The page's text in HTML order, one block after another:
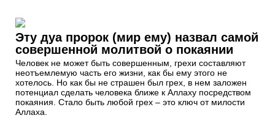
Эту дуа пророк (мир ему) назвал самой
совершенной молитвой о покаянии
Человек не может быть совершенным, грехи составляют
неотъемлемую часть его жизни, как бы ему этого не
хотелось. Но как бы не страшен был грех, в нем заложен
потенциал сделать человека ближе к Аллаху посредством
покаяния. Стало быть любой грех – это ключ от милости
Аллаха.